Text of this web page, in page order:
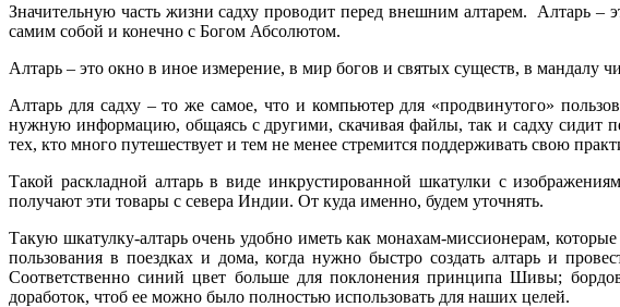
Значительную часть жизни садху проводит перед внешним алтарем. Алтарь
самим собой и конечно с Богом Абсолютом.
Алтарь – это окно в иное измерение, в мир богов и святых существ, в мандалу
Алтарь для садху – то же самое, что и компьютер для «продвинутого»
нужную информацию, общаясь с другими, скачивая файлы, так и садху сидит
тех, кто много путешествует и тем не менее стремится поддерживать свою
Такой раскладной алтарь в виде инкрустированной шкатулки с
получают эти товары с севера Индии. От куда именно, будем уточнять.
Такую шкатулку-алтарь очень удобно иметь как монахам-миссионерам,
пользования в поездках и дома, когда нужно быстро создать алтарь и
Соответственно синий цвет больше для поклонения принципа Шивы;
доработок, чтоб ее можно было полностью использовать для наших целей.